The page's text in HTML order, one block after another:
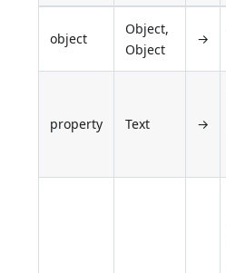
object
Object,
Object
→
property Text →